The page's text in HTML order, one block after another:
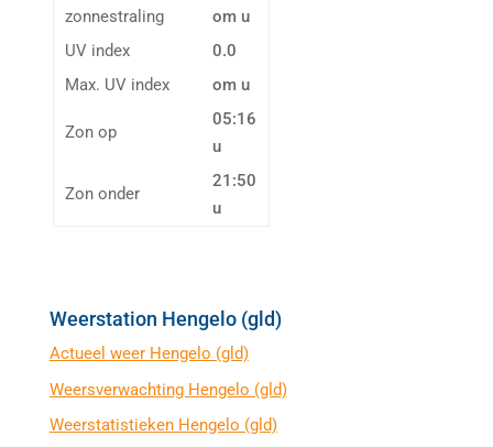
zonnestraling
om u
UV index
0.0
Max. UV index
om u
Zon op
05:16
u
Zon onder
21:50
u
Weerstation Hengelo (gld)
Actueel weer Hengelo (gld)
Weersverwachting Hengelo (gld)
Weerstatistieken Hengelo (gld)